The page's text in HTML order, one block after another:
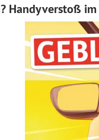
Handyverstoß